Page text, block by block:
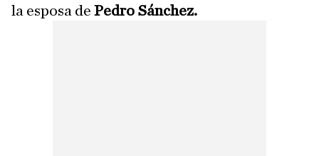
la esposa de Pedro Sánchez.